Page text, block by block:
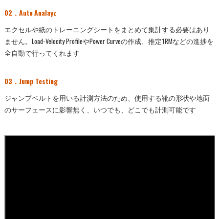
02．Auto Analayz
エクセルや紙のトレーニングシートをまとめて​集計する必要はあり
ません。Load-Velocity ​ProfileやPower Curveの作成、推定1RMなどの​進捗を
全自動で行ってくれます
03．Jump Testing
ジャンプベルトを用いる計測方法のため、使用する靴の形状や地面
のサーフェースに影響無く、いつでも、どこでも計測可能です​